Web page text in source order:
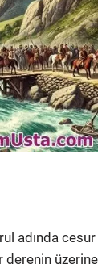
adında cesur
derenin üzerine